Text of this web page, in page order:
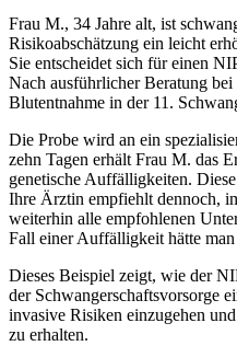
Frau M., 34 Jahre alt, ist
Risikoabschätzung ein leicht
Sie entscheidet sich für einen
Nach ausführlicher Beratung
Blutentnahme in der 11.
Die Probe wird an ein
zehn Tagen erhält Frau M. das
genetische Auffälligkeiten.
Ihre Ärztin empfiehlt dennoch,
weiterhin alle empfohlenen
Fall einer Auffälligkeit hätte
Dieses Beispiel zeigt, wie der
der Schwangerschaftsvorsorge
invasive Risiken einzugehen
zu erhalten.